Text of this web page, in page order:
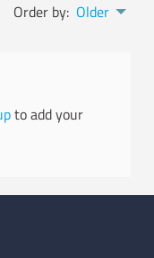
Order by: Older
to add your